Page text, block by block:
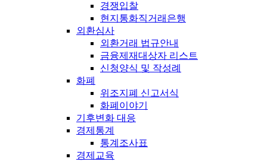
경쟁입찰
현지통화직거래은행
외환심사
외환거래 법규안내
금융제재대상자 리스트
신청양식 및 작성례
화폐
위조지폐 신고서식
화폐이야기
기후변화 대응
경제통계
통계조사표
경제교육